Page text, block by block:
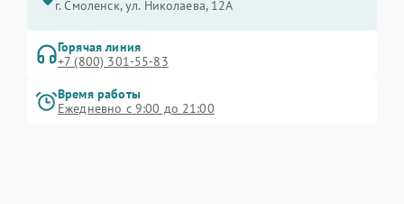
г. Смоленск, ул. Николаева, 12А
Горячая линия
+7 (800) 301-55-83
Время работы
Ежедневно с 9:00 до 21:00